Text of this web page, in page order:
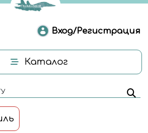
Вход/Регистрация
Каталог